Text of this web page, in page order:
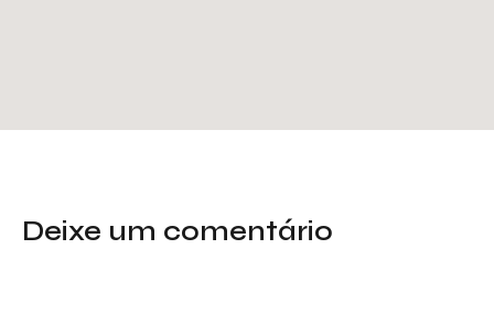
Deixe um comentário